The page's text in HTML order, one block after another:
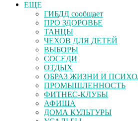
ЕЩЕ
ГИБДД сообщает
ПРО ЗДОРОВЬЕ
ТАНЦЫ
ЧЕХОВ ДЛЯ ДЕТЕЙ
ВЫБОРЫ
СОСЕДИ
ОТДЫХ
ОБРАЗ ЖИЗНИ И
ПРОМЫШЛЕННОСТЬ
ФИТНЕС-КЛУБЫ
АФИША
ДОМА КУЛЬТУРЫ